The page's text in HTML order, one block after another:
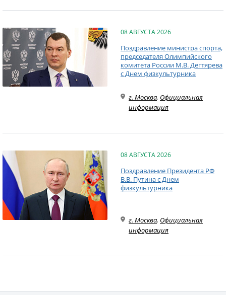
08 АВГУСТА 2026
Поздравление министра спорта,
председателя Олимпийского
комитета России М.В. Дегтярева
с Днем физкультурника
г. Москва, Официальная
информация
08 АВГУСТА 2026
Поздравление Президента РФ
В.В. Путина с Днем
физкультурника
г. Москва, Официальная
информация